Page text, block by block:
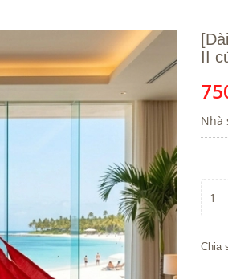
II
Nhà
Chia